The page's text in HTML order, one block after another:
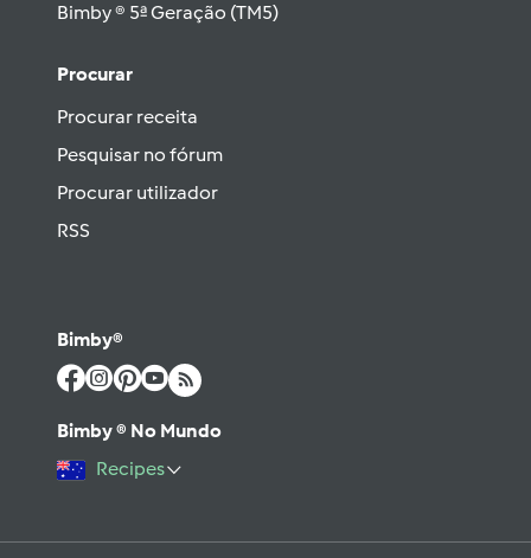
Bimby ® 5ª Geração (TM5)
Procurar
Procurar receita
Pesquisar no fórum
Procurar utilizador
RSS
Bimby®
Bimby ® No Mundo
Recipes